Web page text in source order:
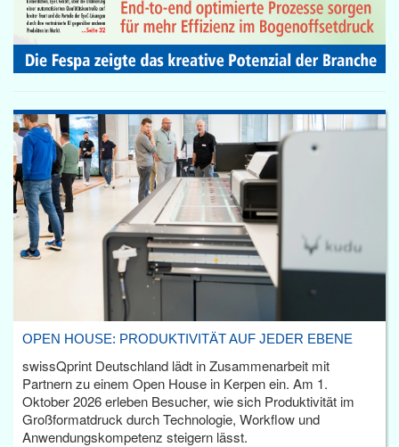
OPEN HOUSE: PRODUKTIVITÄT AUF JEDER EBENE
swissQprint Deutschland lädt in Zusammenarbeit mit
Partnern zu einem Open House in Kerpen ein. Am 1.
Oktober 2026 erleben Besucher, wie sich Produktivität im
Großformatdruck durch Technologie, Workflow und
Anwendungskompetenz steigern lässt.